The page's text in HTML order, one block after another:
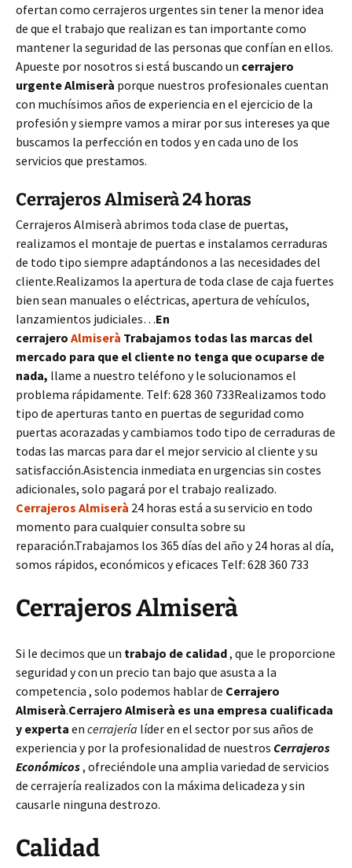
ofertan como cerrajeros urgentes sin tener la menor idea
de que el trabajo que realizan es tan importante como
mantener la seguridad de las personas que confían en ellos.
Apueste por nosotros si está buscando un cerrajero
urgenteAlmiserà porque nuestros profesionales cuentan
con muchísimos años de experiencia en el ejercicio de la
profesión y siempre vamos a mirar por sus intereses ya que
buscamos la perfección en todos y en cada uno de los
servicios que prestamos.
Cerrajeros Almiserà 24 horas
Cerrajeros Almiserà abrimos toda clase de puertas,
realizamos el montaje de puertas e instalamos cerraduras
de todo tipo siempre adaptándonos a las necesidades del
cliente.Realizamos la apertura de toda clase de caja fuertes
bien sean manuales o eléctricas, apertura de vehículos,
lanzamientos judiciales…En
cerrajero Almiserà Trabajamos todas las marcas del
mercado para que el cliente no tenga que ocuparse de
nada, llame a nuestro teléfono y le solucionamos el
problema rápidamente. Telf: 628 360 733Realizamos todo
tipo de aperturas tanto en puertas de seguridad como
puertas acorazadas y cambiamos todo tipo de cerraduras de
todas las marcas para dar el mejor servicio al cliente y su
satisfacción.Asistencia inmediata en urgencias sin costes
adicionales, solo pagará por el trabajo realizado.
Cerrajeros Almiserà 24 horas está a su servicio en todo
momento para cualquier consulta sobre su
reparación.Trabajamos los 365 días del año y 24 horas al día,
somos rápidos, económicos y eficaces Telf: 628 360 733
Cerrajeros Almiserà
Si le decimos que un trabajo de calidad, que le proporcione
seguridad y con un precio tan bajo que asusta a la
competencia , solo podemos hablar de Cerrajero
Almiserà.Cerrajero Almiserà es una empresa cualificada
y experta en cerrajería líder en el sector por sus años de
experiencia y por la profesionalidad de nuestros Cerrajeros
Económicos, ofreciéndole una amplia variedad de servicios
de cerrajería realizados con la máxima delicadeza y sin
causarle ninguna destrozo.
Calidad